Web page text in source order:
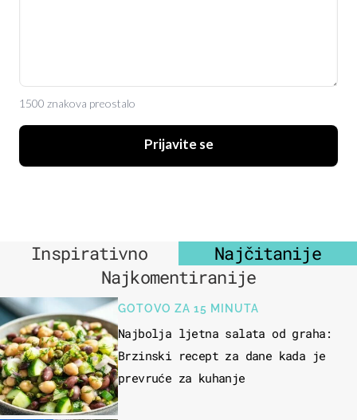
1500 znakova preostalo
Prijavite se
Inspirativno
Najčitanije
Najkomentiranije
GOTOVO ZA 15 MINUTA
Najbolja ljetna salata od graha:
Brzinski recept za dane kada je
prevruće za kuhanje